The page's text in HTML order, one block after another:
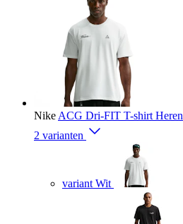
Nike ACG Dri-FIT T-shirt Heren
2 varianten
variant Wit